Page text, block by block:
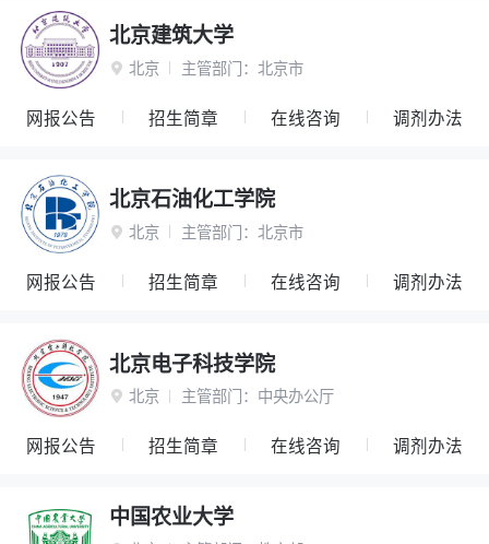
北京建筑大学
 北京 主管部门： 北京市
网报公告 招生简章 在线咨询 调剂办法
北京石油化工学院
 北京 主管部门： 北京市
网报公告 招生简章 在线咨询 调剂办法
北京电子科技学院
 北京 主管部门： 中央办公厅
网报公告 招生简章 在线咨询 调剂办法
中国农业大学